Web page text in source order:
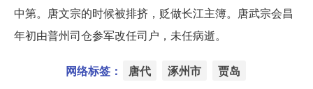
中第。唐文宗的时候被排挤，贬做长江主簿。唐武宗会昌
年初由普州司仓参军改任司户，未任病逝。
网络标签： 唐代 涿州市 贾岛